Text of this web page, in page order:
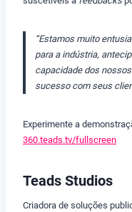
“Estamos muito
para a indústria,
capacidade dos
sucesso com seus
Experimente a
360.teads.tv/fullscreen
Teads Studios
Criadora de soluções